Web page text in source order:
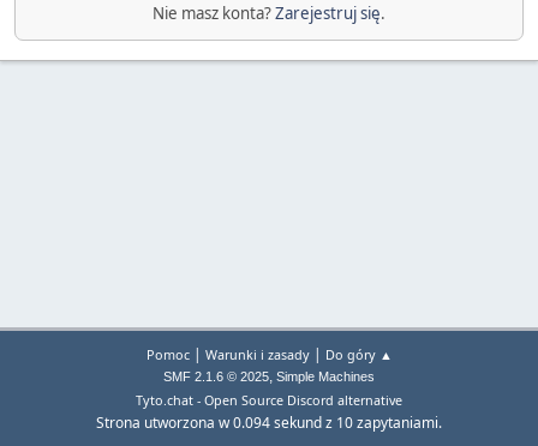
Nie masz konta?Zarejestruj się.
Pomoc| Warunki i zasady| Do góry ▲
SMF 2.1.6 © 2025, Simple Machines
Tyto.chat - Open Source Discord alternative
Strona utworzona w 0.094 sekund z 10 zapytaniami.